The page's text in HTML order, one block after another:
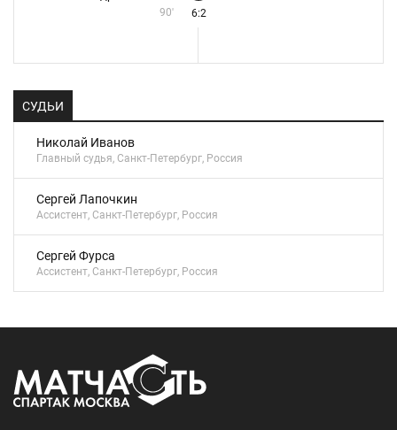
90' 6:2
СУДЬИ
Николай Иванов
Главный судья, Санкт-Петербург, Россия
Сергей Лапочкин
Ассистент, Санкт-Петербург, Россия
Сергей Фурса
Ассистент, Санкт-Петербург, Россия